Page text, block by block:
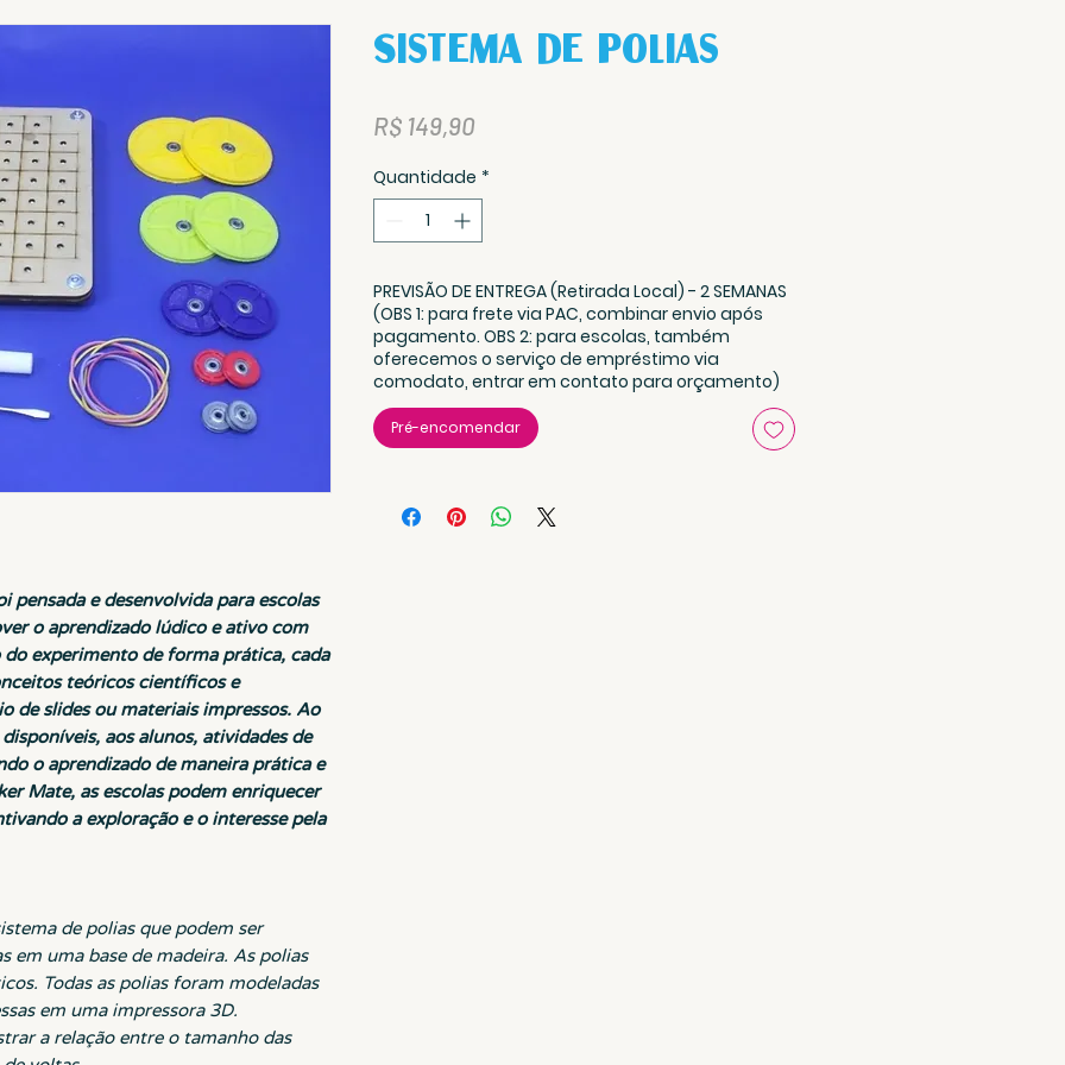
pensada e desenvolvida para escolas
o aprendizado lúdico e ativo com
do experimento de forma prática, cada
teóricos científicos e
de slides ou materiais impressos. Ao
aos alunos, atividades de
o aprendizado de maneira prática e
Mate, as escolas podem enriquecer
a exploração e o interesse pela
de polias que podem ser
em uma base de madeira. As polias
Todas as polias foram modeladas
em uma impressora 3D.
a relação entre o tamanho das
Sistema de Polias
R$ 149,90
Quantidade *
PREVISÃO DE ENTREGA (Retirada Local) - 2 SEMANAS
(OBS 1: para frete via PAC, combinar envio após
pagamento. OBS 2: para escolas, também
oferecemos o serviço de empréstimo via
comodato, entrar em contato para orçamento)
Pré-encomendar